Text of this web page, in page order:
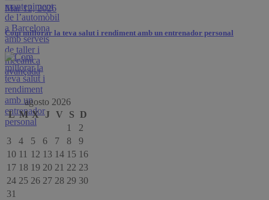
Mar 12, 2026
Com millorar la teva salut i rendiment amb un entrenador personal
agosto 2026
L M X J V S D
1
2
3
4 5 6 7 8
9
10 11 12 13 14 15 16
17 18 19 20 21 22 23
24 25 26 27 28 29 30
31